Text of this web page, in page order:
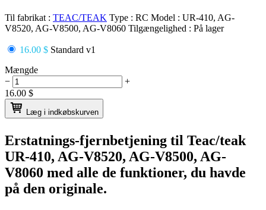
Til fabrikat : TEAC/TEAK Type : RC Model : UR-410, AG-
V8520, AG-V8500, AG-V8060 Tilgængelighed : På lager
16.00 $ Standard v1
Mængde
−
+
16.00 $
Læg i indkøbskurven
Erstatnings-fjernbetjening til Teac/teak
UR-410, AG-V8520, AG-V8500, AG-
V8060 med alle de funktioner, du havde
på den originale.